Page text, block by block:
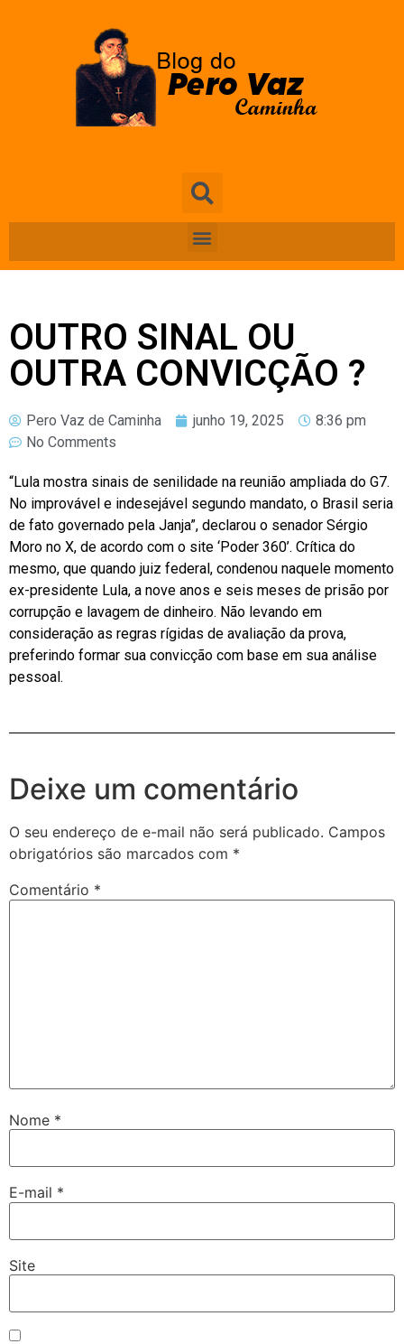
OUTRO SINAL OU
OUTRA CONVICÇÃO ?
Pero Vaz de Caminha junho 19, 2025
8:36 pm
No Comments
“Lula mostra sinais de senilidade na reunião ampliada do G7.
No improvável e indesejável segundo mandato, o Brasil seria
de fato governado pela Janja”, declarou o senador Sérgio
Moro no X, de acordo com o site ‘Poder 360’. Crítica do
mesmo, que quando juiz federal, condenou naquele momento
ex-presidente Lula, a nove anos e seis meses de prisão por
corrupção e lavagem de dinheiro. Não levando em
consideração as regras rígidas de avaliação da prova,
preferindo formar sua convicção com base em sua análise
pessoal.
Deixe um comentário
O seu endereço de e-mail não será publicado. Campos
obrigatórios são marcados com *
Comentário *
Nome *
E-mail *
Site